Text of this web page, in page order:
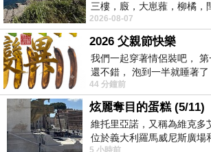
例子：
•
剪輯
•
設計
•
行銷代操
•
寫手
工程外包
三樓，廄，大崽蕥，柳橘，
個人整整齊齊地站在鏡框之
2026-08-07
2026 父親節快樂
我們一起穿著情侶裝吧，
還不錯， 泡到一半就睡著
醒， 手
44 分鐘前
炫麗奪目的蛋糕 (5/11)
維托里亞諾，又稱為維克多
位於義大利羅馬威尼斯廣場
5 小時前